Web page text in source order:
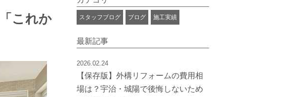
これか
スタッフブログ ブログ 施工実績
最新記事
2026.02.24
【保存版】外構リフォームの費用相
場は？宇治・城陽で後悔しないため